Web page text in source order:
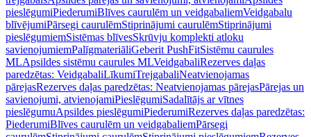
pieslēgumiPiederumiBlīves caurulēm un veidgabaliemVeidgabalu
blīvējumiPārsegi caurulēmStiprinājumi caurulēmStiprinājumi
pieslēgumiemSistēmas blīvesSkrūvju komplekti atloku
savienojumiemPalīgmateriāliGeberit PushFitSistēmu caurules
MLApsildes sistēmu caurules MLVeidgabaliRezerves daļas
paredzētas: VeidgabaliLīkumiTrejgabaliNeatvienojamas
pārejasRezerves daļas paredzētas: Neatvienojamas pārejasPārejas un
savienojumi, atvienojamiPieslēgumiSadalītājs ar vītnes
pieslēgumuApsildes pieslēgumiPiederumiRezerves daļas paredzētas:
PiederumiBlīves caurulēm un veidgabaliemPārsegi